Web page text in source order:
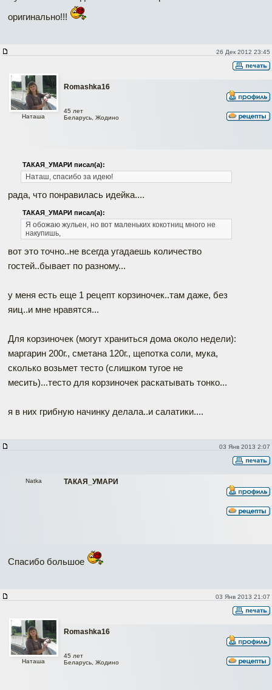
оригинально!!!
26 Дек 2012 23:45
Romashka16
Наташа
45 лет
Беларусь, Жодино
ТАКАЯ_УМАРИ писал(а):
Наташ, спасибо за идею!
рада, что понравилась идейка....
ТАКАЯ_УМАРИ писал(а):
Я обожаю жульен, но вот маленьких кокотниц много не
накупишь,
вот это точно..не всегда угадаешь количество
гостей..бывает по разному...
у меня есть еще 1 рецепт корзиночек..там даже, без
яиц..и мне нравятся...
Для корзиночек (могут храниться дома около недели):
маргарин 200г., сметана 120г., щепотка соли, мука,
сколько возьмет тесто (слишком тугое не
месить)...тесто для корзиночек раскатывать тонко...
я в них грибную начинку делала..и салатики....
03 Янв 2013 2:07
ТАКАЯ_УМАРИ
Natka
Спасибо большое
03 Янв 2013 21:07
Romashka16
Наташа
45 лет
Беларусь, Жодино